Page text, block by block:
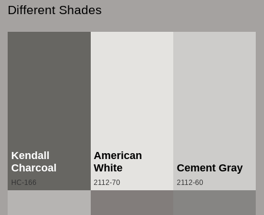
Different Shades
Kendall
Charcoal
HC-166
American
White
2112-70
Cement Gray
2112-60